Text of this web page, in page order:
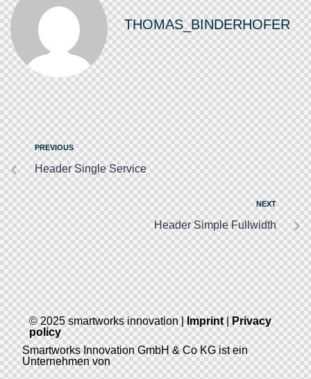
THOMAS_BINDERHOFER
PREVIOUS
Header Single Service
NEXT
Header Simple Fullwidth
© 2025 smartworks innovation |Imprint| Privacy
policy
Smartworks Innovation GmbH & Co KG ist ein
Unternehmen von